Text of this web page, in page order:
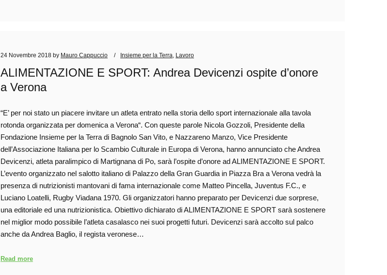
24 Novembre 2018 by Mauro Cappuccio Insieme per la Terra Lavoro
ALIMENTAZIONE E SPORT: Andrea Devicenzi ospite d’onore
a Verona
“E’ per noi stato un piacere invitare un atleta entrato nella storia dello sport internazionale alla tavola
rotonda organizzata per domenica a Verona“. Con queste parole Nicola Gozzoli, Presidente della
Fondazione Insieme per la Terra di Bagnolo San Vito, e Nazzareno Manzo, Vice Presidente
dell’Associazione Italiana per lo Scambio Culturale in Europa di Verona, hanno annunciato che Andrea
Devicenzi, atleta paralimpico di Martignana di Po, sarà l’ospite d’onore ad ALIMENTAZIONE E SPORT.
L’evento organizzato nel salotto italiano di Palazzo della Gran Guardia in Piazza Bra a Verona vedrà la
presenza di nutrizionisti mantovani di fama internazionale come Matteo Pincella, Juventus F.C., e
Luciano Loatelli, Rugby Viadana 1970. Gli organizzatori hanno preparato per Devicenzi due sorprese,
una editoriale ed una nutrizionistica. Obiettivo dichiarato di ALIMENTAZIONE E SPORT sarà sostenere
nel miglior modo possibile l’atleta casalasco nei suoi progetti futuri. Devicenzi sarà accolto sul palco
anche da Andrea Baglio, il regista veronese…
Read more